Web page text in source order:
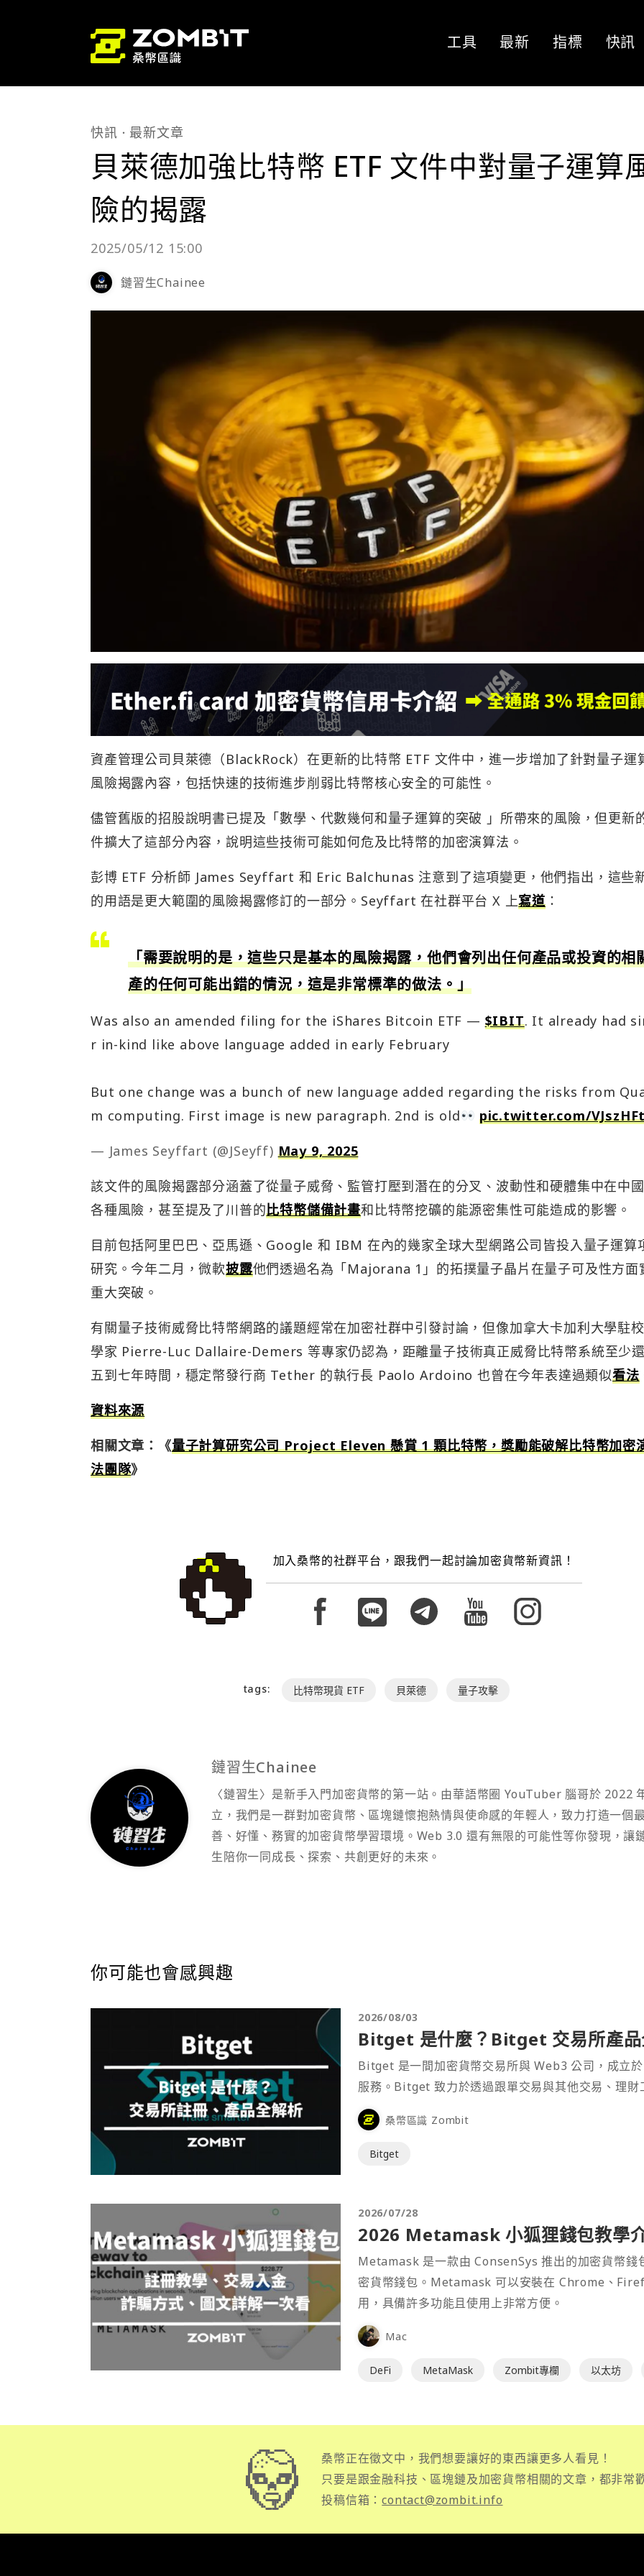
工具 最新 指標 快訊
快訊 最新文章
貝萊德加強比特幣 ETF 文件中對量子運算
險的揭露
2025/05/12 15:00
鏈習生Chainee
資產管理公司貝萊德（BlackRock）在更新的比特幣 ETF 文件中，進一步增加了針對量子運
風險揭露內容，包括快速的技術進步削弱比特幣核心安全的可能性。
儘管舊版的招股說明書已提及「數學、代數幾何和量子運算的突破 」所帶來的風險，但更新
件擴大了這部分內容，說明這些技術可能如何危及比特幣的加密演算法。
彭博 ETF 分析師 James Seyffart 和 Eric Balchunas 注意到了這項變更，他們指出，這些
的用語是更大範圍的風險揭露修訂的一部分。Seyffart 在社群平台 X 上寫道 ：
「需要說明的是，這些只是基本的風險揭露，他們會列出任何產品或投資的相
產的任何可能出錯的情況，這是非常標準的做法。」
Was also an amended filing for the iShares Bitcoin ETF — $IBIT. It already had
r in-kind like above language added in early February
But one change was a bunch of new language added regarding the risks from
m computing. First image is new paragraph. 2nd is old
pic.twitter.com/
— James Seyffart (@JSeyff) May 9, 2025
該文件的風險揭露部分涵蓋了從量子威脅、監管打壓到潛在的分叉、波動性和硬體集中在中
各種風險，甚至提及了川普的比特幣儲備計畫和比特幣挖礦的能源密集性可能造成的影響。
目前包括阿里巴巴、亞馬遜、Google 和 IBM 在內的幾家全球大型網路公司皆投入量子運算
研究。今年二月，微軟披露他們透過名為「Majorana 1」的拓撲量子晶片在量子可及性方面
重大突破。
有關量子技術威脅比特幣網路的議題經常在加密社群中引發討論，但像加拿大卡加利大學駐
學家 Pierre-Luc Dallaire-Demers 等專家仍認為，距離量子技術真正威脅比特幣系統至少
五到七年時間，穩定幣發行商 Tether 的執行長 Paolo Ardoino 也曾在今年表達過類似看法
資料來源
相關文章：《量子計算研究公司 Project Eleven 懸賞 1 顆比特幣，獎勵能破解比特幣加密
法團隊》
加入桑幣的社群平台，跟我們一起討論加密貨幣新資訊！
tags: 比特幣現貨 ETF 貝萊德 量子攻擊
鏈習生Chainee
〈鏈習生〉是新手入門加密貨幣的第一站。由華語幣圈 YouTuber 腦哥於 2022
立，我們是一群對加密貨幣、區塊鏈懷抱熱情與使命感的年輕人，致力打造一個
善、好懂、務實的加密貨幣學習環境。Web 3.0 還有無限的可能性等你發現，讓
生陪你一同成長、探索、共創更好的未來。
你可能也會感興趣
2026/08/03
Bitget 是什麼？Bitget 交易所產品
Bitget 是一間加密貨幣交易所與 Web3 公司，成立
服務。Bitget 致力於透過跟單交易與其他交易、理財
桑幣區識 Zombit
Bitget
2026/07/28
2026 Metamask 小狐狸錢包教學
Metamask 是一款由 ConsenSys 推出的加密貨幣錢
密貨幣錢包。Metamask 可以安裝在 Chrome、
用，具備許多功能且使用上非常方便。
Mac
DeFi MetaMask Zombit專欄 以太坊
桑幣正在徵文中，我們想要讓好的東西讓更多人看見！
只要是跟金融科技、區塊鏈及加密貨幣相關的文章，都非常
投稿信箱：contact@zombit.info